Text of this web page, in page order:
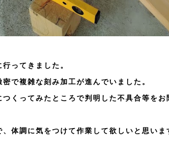
ってきました。
で複雑な刻み加工が進んでいました。
くってみたところで判明した不具合等を
体調に気をつけて作業して欲しいと思いま